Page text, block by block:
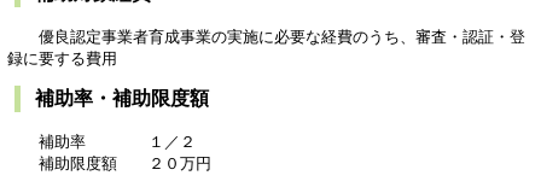
優良認定事業者育成事業の実施に必要な経費のうち、審査・認証・登
録に要する費用
補助率・補助限度額
補助率 １／２
補助限度額 ２０万円